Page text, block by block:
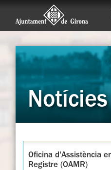
Oficina d'Assistència
Registre (OAMR)